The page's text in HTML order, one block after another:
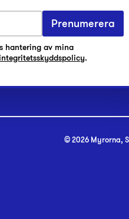
© 2026 Myrorna,
Prenumerera
hantering av mina
.